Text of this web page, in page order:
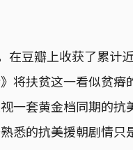
在豆瓣上收获了累计
将扶贫这一看似贫瘠
一套黄金档同期的抗
悉的抗美援朝剧情